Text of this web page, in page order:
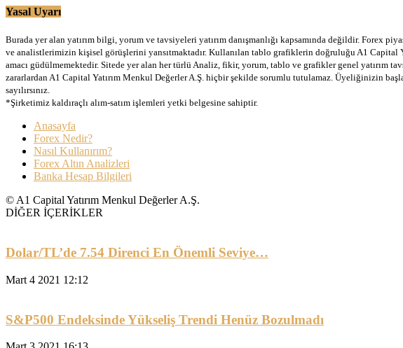
Yasal Uyarı
Burada yer alan yatırım bilgi, yorum ve tavsiyeleri yatırım danışmanlığı kapsamında değildir. Forex
ve analistlerimizin kişisel görüşlerini yansıtmaktadır. Kullanılan tablo grafiklerin doğruluğu A1
amacı güdülmemektedir. Sitede yer alan her türlü Analiz, fikir, yorum, tablo ve grafikler genel
zararlardan A1 Capital Yatırım Menkul Değerler A.Ş. hiçbir şekilde sorumlu tutulamaz. Üyeliğinizin
sayılırsınız.
*Şirketimiz kaldıraçlı alım-satım işlemleri yetki belgesine sahiptir.
Anasayfa
Forex Nedir?
Nasıl Kullanırım?
Forex Altın Analizleri
Banka Hesap Bilgileri
© A1 Capital Yatırım Menkul Değerler A.Ş.
DİĞER İÇERİKLER
Dolar/TL’de 7.54 Direnci En Önemli Seviye…
Mart 4 2021 12:12
S&P500 Endeksinde Yükseliş Trendi Henüz Bozulmadı